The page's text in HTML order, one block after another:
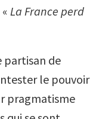
La France perd
partisan de
le pouvoir
pragmatisme